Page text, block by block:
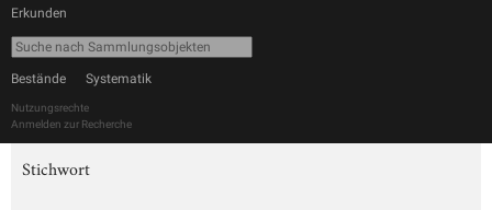
Erkunden
Bestände Systematik
Nutzungsrechte
Anmelden zur Recherche
Stichwort